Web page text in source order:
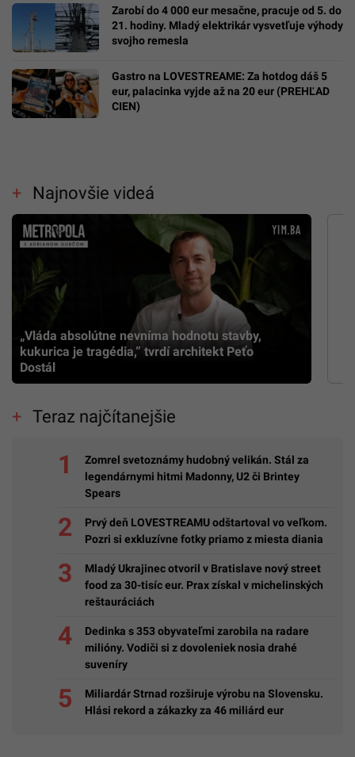
Zarobí do 4 000 eur mesačne, pracuje od 5. do
21. hodiny. Mladý elektrikár vysvetľuje výhody
svojho remesla
Gastro na LOVESTREAME: Za hotdog dáš 5
eur, palacinka vyjde až na 20 eur (PREHĽAD
CIEN)
Najnovšie videá
„Vláda absolútne nevníma hodnotu stavby,
kukurica je tragédia,” tvrdí architekt Peťo
Dostál
Teraz najčítanejšie
Zomrel svetoznámy hudobný velikán. Stál za
legendárnymi hitmi Madonny, U2 či Brintey
Spears
Prvý deň LOVESTREAMU odštartoval vo veľkom.
Pozri si exkluzívne fotky priamo z miesta diania
Mladý Ukrajinec otvoril v Bratislave nový street
food za 30-tisíc eur. Prax získal v michelinských
reštauráciách
Dedinka s 353 obyvateľmi zarobila na radare
milióny. Vodiči si z dovoleniek nosia drahé
suveníry
Miliardár Strnad rozširuje výrobu na Slovensku.
Hlási rekord a zákazky za 46 miliárd eur